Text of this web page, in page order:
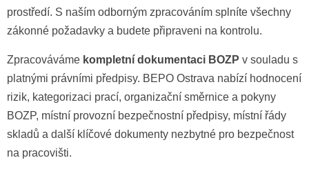
prostředí. S naším odborným zpracováním splníte všechny
zákonné požadavky a budete připraveni na kontrolu.
Zpracováváme kompletní dokumentaci BOZP v souladu s
platnými právními předpisy. BEPO Ostrava nabízí hodnocení
rizik, kategorizaci prací, organizační směrnice a pokyny
BOZP, místní provozní bezpečnostní předpisy, místní řády
skladů a další klíčové dokumenty nezbytné pro bezpečnost
na pracovišti.